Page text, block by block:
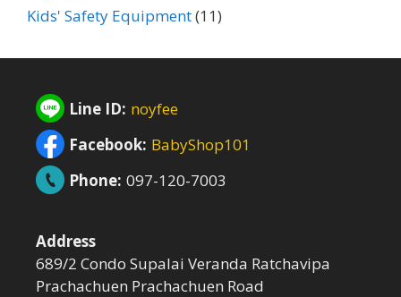
Kids' Safety Equipment(11)
Line ID: noyfee
Facebook: BabyShop101
Phone: 097-120-7003
Address
689/2 Condo Supalai Veranda Ratchavipa
Prachachuen Prachachuen Road